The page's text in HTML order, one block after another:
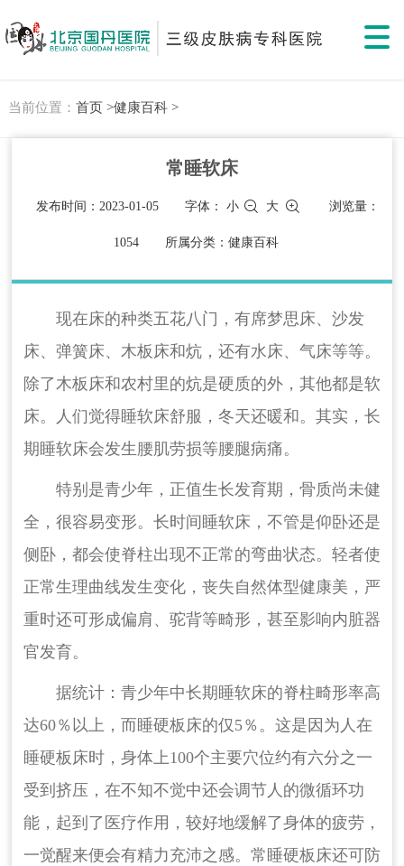
当前位置： 首页 >健康百科 >
常睡软床
发布时间：2023-01-05 字体：小 大 浏览量：
1054 所属分类：健康百科
现在床的种类五花八门，有席梦思床、沙发
床、弹簧床、木板床和炕，还有水床、气床等等。
除了木板床和农村里的炕是硬质的外，其他都是软
床。人们觉得睡软床舒服，冬天还暖和。其实，长
期睡软床会发生腰肌劳损等腰腿病痛。
特别是青少年，正值生长发育期，骨质尚未健
全，很容易变形。长时间睡软床，不管是仰卧还是
侧卧，都会使脊柱出现不正常的弯曲状态。轻者使
正常生理曲线发生变化，丧失自然体型健康美，严
重时还可形成偏肩、驼背等畸形，甚至影响内脏器
官发育。
据统计：青少年中长期睡软床的脊柱畸形率高
达60％以上，而睡硬板床的仅5％。这是因为人在
睡硬板床时，身体上100个主要穴位约有六分之一
受到挤压，在不知不觉中还会调节人的微循环功
能，起到了医疗作用，较好地缓解了身体的疲劳，
一觉醒来便会有精力充沛之感。常睡硬板床还可防